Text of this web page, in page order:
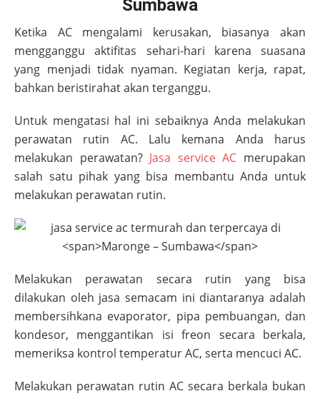
Sumbawa
Ketika AC mengalami kerusakan, biasanya akan
mengganggu aktifitas sehari-hari karena suasana
yang menjadi tidak nyaman. Kegiatan kerja, rapat,
bahkan beristirahat akan terganggu.
Untuk mengatasi hal ini sebaiknya Anda melakukan
perawatan rutin AC. Lalu kemana Anda harus
melakukan perawatan? Jasa service AC merupakan
salah satu pihak yang bisa membantu Anda untuk
melakukan perawatan rutin.
Melakukan perawatan secara rutin yang bisa
dilakukan oleh jasa semacam ini diantaranya adalah
membersihkana evaporator, pipa pembuangan, dan
kondesor, menggantikan isi freon secara berkala,
memeriksa kontrol temperatur AC, serta mencuci AC.
Melakukan perawatan rutin AC secara berkala bukan